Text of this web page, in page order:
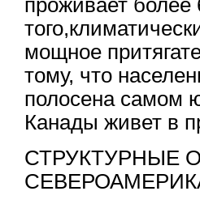
проживает более
мощное
тому, что
полосена самом
Канады живет в
СТРУКТУРНЫЕ